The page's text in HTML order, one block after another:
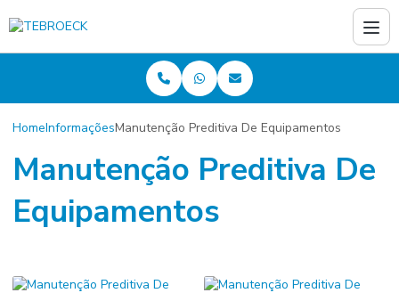
HomeInformaçõesManutenção Preditiva De Equipamentos
Manutenção Preditiva De
Equipamentos